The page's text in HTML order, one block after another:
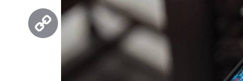
Threads
Copy